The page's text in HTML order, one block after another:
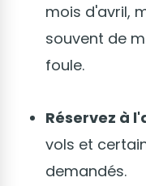
mois d'avril,
souvent de
foule.
Réservez à
vols et
demandés.